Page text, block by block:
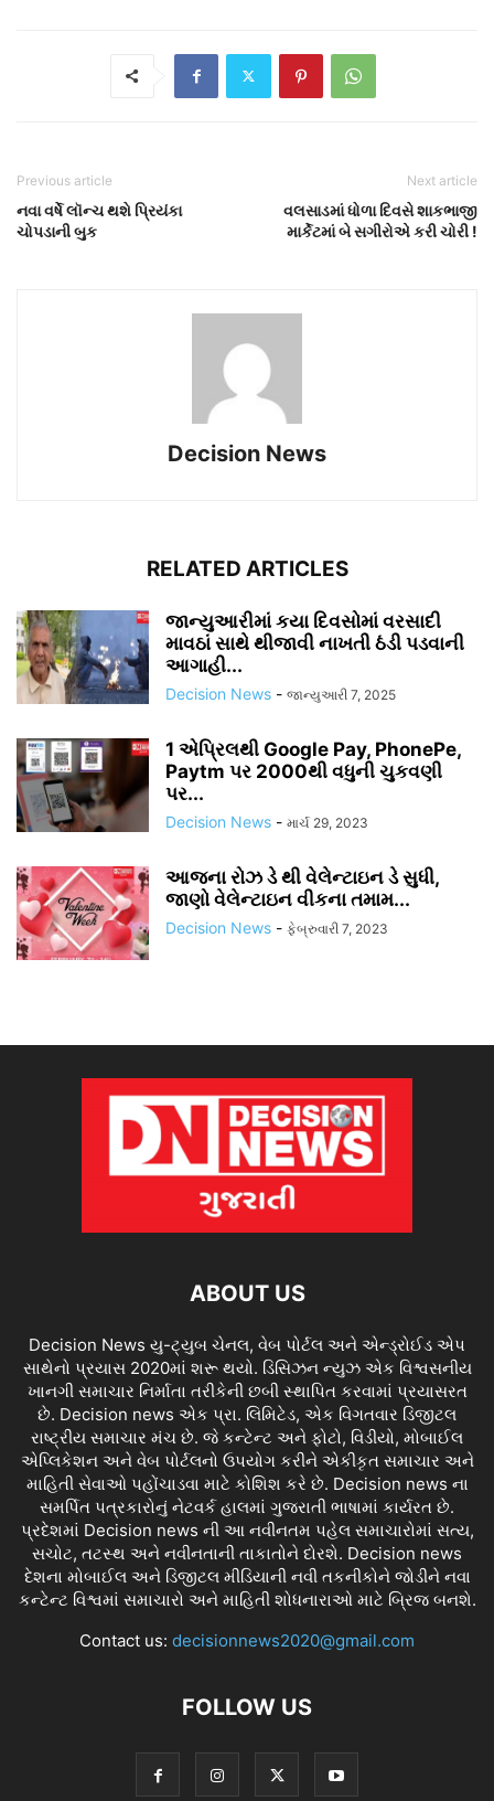
Previous article
નવા વર્ષે લૉન્ચ થશે પ્રિયંકા
ચોપડાની બુક
Next article
વલસાડમાં ધોળા દિવસે શાકભાજી
માર્કેટમાં બે સગીરોએ કરી ચોરી !
Decision News
RELATED ARTICLES
જાન્યુઆરીમાં કયા દિવસોમાં વરસાદી
માવઠાં સાથે થીજાવી નાખતી ઠંડી પડવાની
આગાહી...
Decision News - જાન્યુઆરી 7, 2025
1 એપ્રિલથી Google Pay, PhonePe,
Paytm પર 2000થી વધુની ચુકવણી
પર...
Decision News - માર્ચ 29, 2023
આજના રોઝ ડે થી વેલેન્ટાઇન ડે સુધી,
જાણો વેલેન્ટાઇન વીકના તમામ...
Decision News - ફેબ્રુવારી 7, 2023
ABOUT US
Decision News યુ-ટ્યુબ ચેનલ, વેબ પોર્ટલ અને એન્ડ્રોઈડ એપ
સાથેનો પ્રયાસ 2020માં શરૂ થયો. ડિસિઝન ન્યુઝ એક વિશ્વસનીય
ખાનગી સમાચાર નિર્માતા તરીકેની છબી સ્થાપિત કરવામાં પ્રયાસરત
છે. Decision news એક પ્રા. લિમિટેડ, એક વિગતવાર ડિજીટલ
રાષ્ટ્રીય સમાચાર મંચ છે. જે કન્ટેન્ટ અને ફોટો, વિડીયો, મોબાઈલ
એપ્લિકેશન અને વેબ પોર્ટલનો ઉપયોગ કરીને એકીકૃત સમાચાર અને
માહિતી સેવાઓ પહોંચાડવા માટે કોશિશ કરે છે. Decision news ના
સમર્પિત પત્રકારોનું નેટવર્ક હાલમાં ગુજરાતી ભાષામાં કાર્યરત છે.
પ્રદેશમાં Decision news ની આ નવીનતમ પહેલ સમાચારોમાં સત્ય,
સચોટ, તટસ્થ અને નવીનતાની તાકાતોને દોરશે. Decision news
દેશના મોબાઈલ અને ડિજીટલ મીડિયાની નવી તકનીકોને જોડીને નવા
કન્ટેન્ટ વિશ્વમાં સમાચારો અને માહિતી શોધનારાઓ માટે બ્રિજ બનશે.
Contact us: decisionnews2020@gmail.com
FOLLOW US